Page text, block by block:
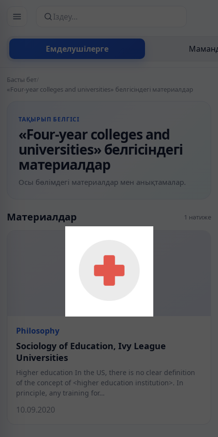
Емделушілерге
Сайттан іздеу
Басты бет/
«Four-year colleges and universities» белгісіндегі материалдар
ТАҚЫРЫП БЕЛГІСІ
«Four-year colleges and
universities» белгісіндегі
материалдар
Осы бөлімдегі материалдар мен анықтамалар.
Материалдар 1 нәтиже
Philosophy
Sociology of Education, Ivy League
Universities
Higher education In the US, there is no clear definition
of the concept of <higher education institution>. In
principle, any training for…
10.09.2020